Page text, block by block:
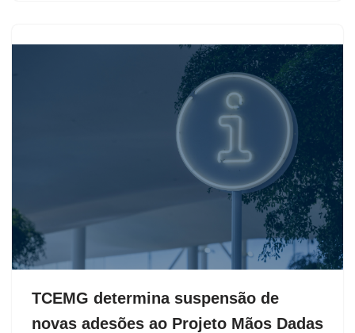
TCEMG determina suspensão de
novas adesões ao Projeto Mãos Dadas